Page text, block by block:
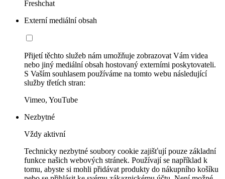
Freshchat
Externí mediální obsah
Přijetí těchto služeb nám umožňuje zobrazovat Vám videa
nebo jiný mediální obsah hostovaný externími poskytovateli.
S Vaším souhlasem používáme na tomto webu následující
služby třetích stran:
Vimeo, YouTube
Nezbytné
Vždy aktivní
Technicky nezbytné soubory cookie zajišťují pouze základní
funkce našich webových stránek. Používají se například k
tomu, abyste si mohli přidávat produkty do nákupního košíku